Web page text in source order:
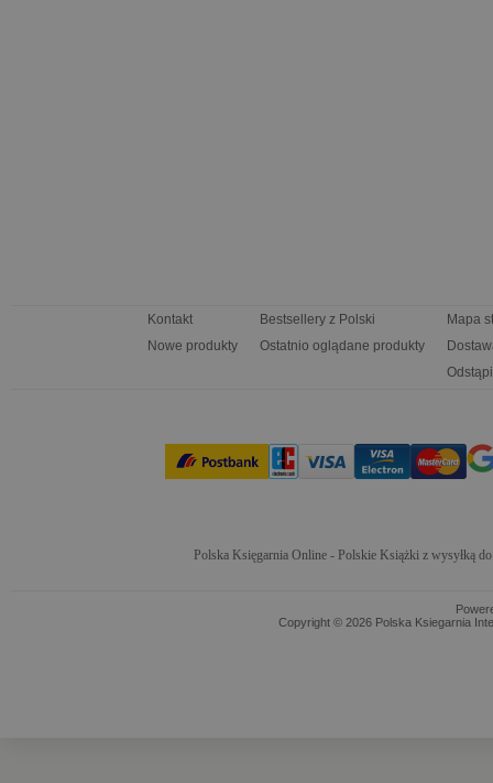
Kontakt
Nowe produkty
Bestsellery z Polski
Ostatnio oglądane produkty
Mapa
Polska Księgarnia Online - Polskie Książki z wysyłką
Copyright © 2026 Polska Ksiegarnia